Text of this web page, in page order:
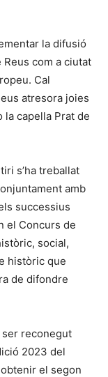
la difusió
com a ciutat
Cal
atresora joies
la capella Prat de
s’ha treballat
amb
successius
el Concurs de
social,
històric que
de difondre
ser reconegut
2023 del
el segon